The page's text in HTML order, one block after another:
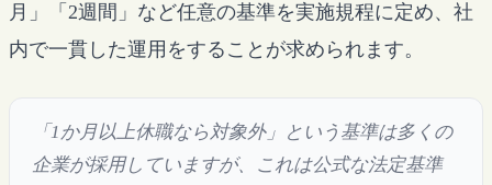
月」「2週間」など任意の基準を実施規程に定め、社
内で一貫した運用をすることが求められます。
「1か月以上休職なら対象外」という基準は多くの
企業が採用していますが、これは公式な法定基準